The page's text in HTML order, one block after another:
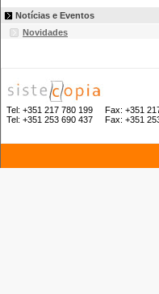
Notícias e Eventos
Novidades
Tel: +351 217 780 199 Fax: +351
Tel: +351 253 690 437 Fax: +351